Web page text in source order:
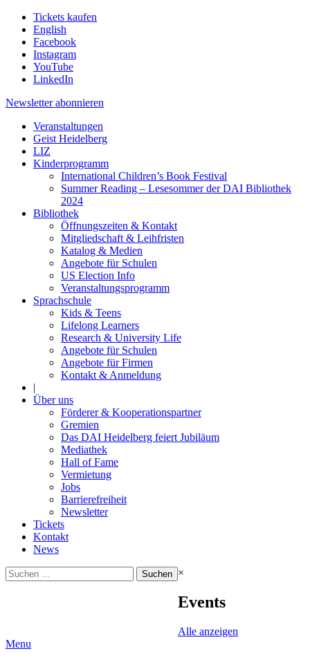
Tickets kaufen
English
Facebook
Instagram
YouTube
LinkedIn
Newsletter abonnieren
Veranstaltungen
Geist Heidelberg
LIZ
Kinderprogramm
International Children’s Book Festival
Summer Reading – Lesesommer der DAI Bibliothek
2024
Bibliothek
Öffnungszeiten & Kontakt
Mitgliedschaft & Leihfristen
Katalog & Medien
Angebote für Schulen
US Election Info
Veranstaltungsprogramm
Sprachschule
Kids & Teens
Lifelong Learners
Research & University Life
Angebote für Schulen
Angebote für Firmen
Kontakt & Anmeldung
|
Über uns
Förderer & Kooperationspartner
Gremien
Das DAI Heidelberg feiert Jubiläum
Mediathek
Hall of Fame
Vermietung
Jobs
Barrierefreiheit
Newsletter
Tickets
Kontakt
News
Suchen
nach:
×
Events
Alle anzeigen
Menu